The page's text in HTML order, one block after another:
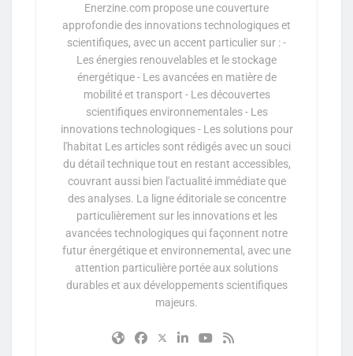
Enerzine.com propose une couverture
approfondie des innovations technologiques et
scientifiques, avec un accent particulier sur : -
Les énergies renouvelables et le stockage
énergétique - Les avancées en matière de
mobilité et transport - Les découvertes
scientifiques environnementales - Les
innovations technologiques - Les solutions pour
l'habitat Les articles sont rédigés avec un souci
du détail technique tout en restant accessibles,
couvrant aussi bien l'actualité immédiate que
des analyses. La ligne éditoriale se concentre
particulièrement sur les innovations et les
avancées technologiques qui façonnent notre
futur énergétique et environnemental, avec une
attention particulière portée aux solutions
durables et aux développements scientifiques
majeurs.